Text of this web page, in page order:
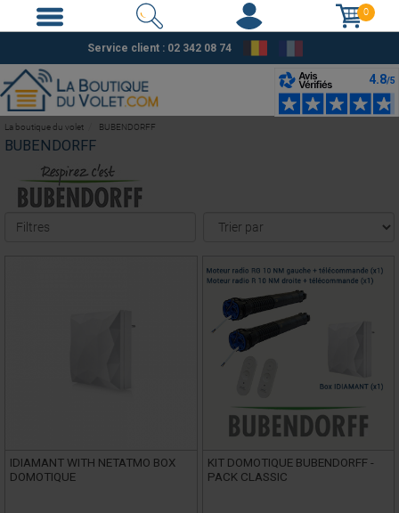
0
Service client : 02 342 08 74
BUBENDORFF
Filtres
IDIAMANT WITH NETATMO BOX
DOMOTIQUE
KIT DOMOTIQUE BUBENDORFF -
PACK CLASSIC
La boutique du volet BUBENDORFF